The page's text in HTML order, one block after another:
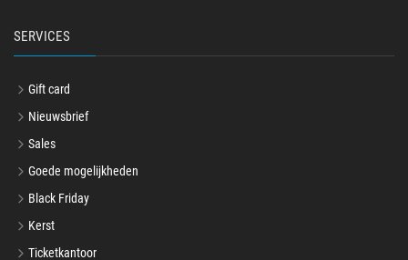
SERVICES
Gift card
Nieuwsbrief
Sales
Goede mogelijkheden
Black Friday
Kerst
Ticketkantoor